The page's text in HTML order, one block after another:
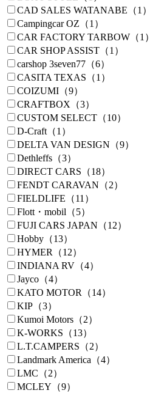
CAD SALES WATANABE（1）
Campingcar OZ（1）
CAR FACTORY TARBOW（1）
CAR SHOP ASSIST（1）
carshop 3seven77（6）
CASITA TEXAS（1）
COIZUMI（9）
CRAFTBOX（3）
CUSTOM SELECT（10）
D-Craft（1）
DELTA VAN DESIGN（9）
Dethleffs（3）
DIRECT CARS（18）
FENDT CARAVAN（2）
FIELDLIFE（11）
Flott・mobil（5）
FUJI CARS JAPAN（12）
Hobby（13）
HYMER（12）
INDIANA RV（4）
Jayco（4）
KATO MOTOR（14）
KIP（3）
Kumoi Motors（2）
K-WORKS（13）
L.T.CAMPERS（2）
Landmark America（4）
LMC（2）
MCLEY（9）